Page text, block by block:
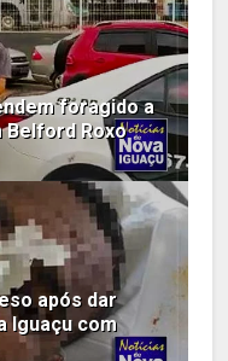
foragido a
Belford Roxo
após dar
Iguaçu com